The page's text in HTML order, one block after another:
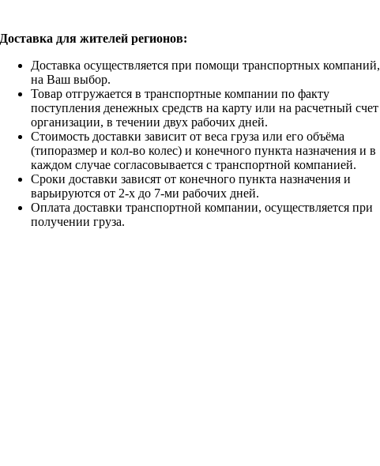
Доставка для жителей регионов:
Доставка осуществляется при помощи транспортных компаний,
на Ваш выбор.
Товар отгружается в транспортные компании по факту
поступления денежных средств на карту или на расчетный счет
организации, в течении двух рабочих дней.
Стоимость доставки зависит от веса груза или его объёма
(типоразмер и кол-во колес) и конечного пункта назначения и в
каждом случае согласовывается с транспортной компанией.
Сроки доставки зависят от конечного пункта назначения и
варьируются от 2-х до 7-ми рабочих дней.
Оплата доставки транспортной компании, осуществляется при
получении груза.